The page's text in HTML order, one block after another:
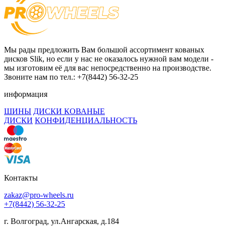
Мы рады предложить Вам большой ассортимент кованых
дисков Slik, но если у нас не оказалось нужной вам модели -
мы изготовим её для вас непосредственно на производстве.
Звоните нам по тел.: +7(8442) 56-32-25
информация
ШИНЫ ДИСКИ КОВАНЫЕ
ДИСКИ КОНФИДЕНЦИАЛЬНОСТЬ
Контакты
zakaz@pro-wheels.ru
+7(8442) 56-32-25
г. Волгоград, ул.Ангарская, д.184